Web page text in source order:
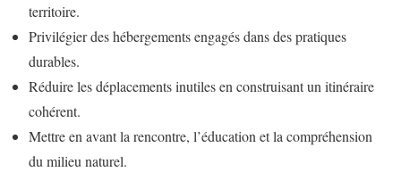
territoire.
Privilégier des hébergements engagés dans des pratiques
durables.
Réduire les déplacements inutiles en construisant un itinéraire
cohérent.
Mettre en avant la rencontre, l’éducation et la compréhension
du milieu naturel.